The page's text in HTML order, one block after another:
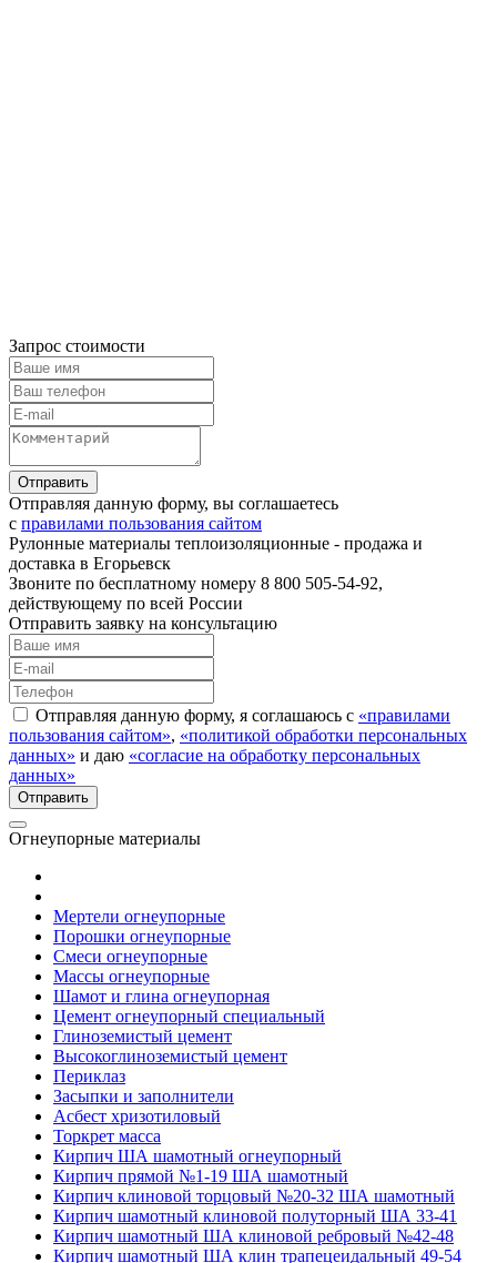
Запрос стоимости
Отправляя данную форму, вы соглашаетесь
с правилами пользования сайтом
Рулонные материалы теплоизоляционные - продажа и
доставка в Егорьевск
Звоните по бесплатному номеру 8 800 505-54-92,
действующему по всей России
Отправить заявку на консультацию
Отправляя данную форму, я соглашаюсь с «правилами
пользования сайтом», «политикой обработки персональных
данных» и даю «согласие на обработку персональных
данных»
Огнеупорные материалы
Мертели огнеупорные
Порошки огнеупорные
Смеси огнеупорные
Массы огнеупорные
Шамот и глина огнеупорная
Цемент огнеупорный специальный
Глиноземистый цемент
Высокоглиноземистый цемент
Периклаз
Засыпки и заполнители
Асбест хризотиловый
Торкрет масса
Кирпич ША шамотный огнеупорный
Кирпич прямой №1-19 ША шамотный
Кирпич клиновой торцовый №20-32 ША шамотный
Кирпич шамотный клиновой полуторный ША 33-41
Кирпич шамотный ША клиновой ребровый №42-48
Кирпич шамотный ША клин трапецеидальный 49-54